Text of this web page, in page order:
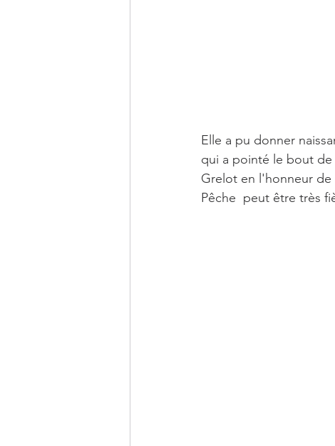
Elle a pu donner
qui a pointé le bout de
Grelot en l'honneur
Pêche  peut être très